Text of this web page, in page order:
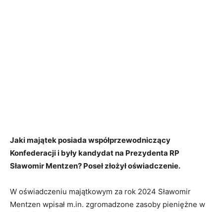
Jaki majątek posiada współprzewodniczący
Konfederacji i były kandydat na Prezydenta RP
Sławomir Mentzen? Poseł złożył oświadczenie.
W oświadczeniu majątkowym za rok 2024 Sławomir
Mentzen wpisał m.in. zgromadzone zasoby pieniężne w